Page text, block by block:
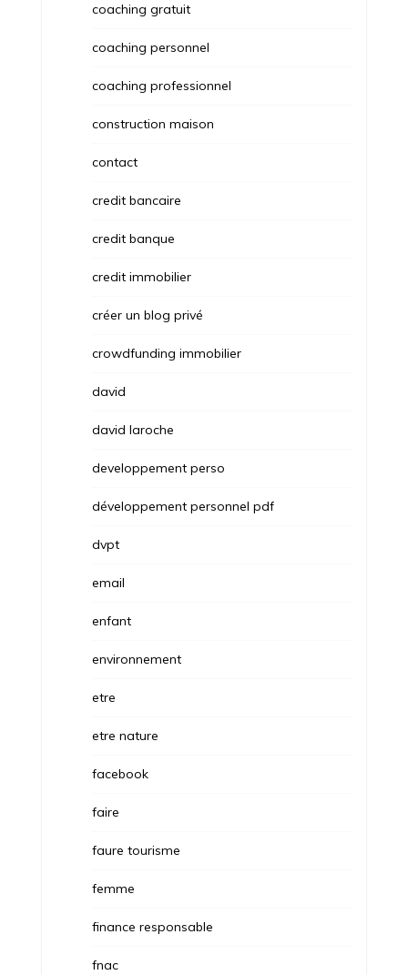
coaching gratuit
coaching personnel
coaching professionnel
construction maison
contact
credit bancaire
credit banque
credit immobilier
créer un blog privé
crowdfunding immobilier
david
david laroche
developpement perso
développement personnel pdf
dvpt
email
enfant
environnement
etre
etre nature
facebook
faire
faure tourisme
femme
finance responsable
fnac